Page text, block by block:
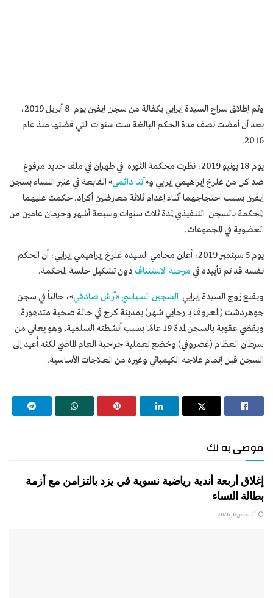
وتم إطلاق سراح السيدة إيرايي بكفالة من سجن إيفين يوم 8 أبريل 2019،
بعد أن أمضت نصف مدة الحكم البالغة ست سنوات التي قضتها منذ عام
2016.
يوم 18 يونيو 2019، نظرت محكمة الثورة في طهران في ملف جديد مرفوع
ضد كل من غلرخ إبراهيمي إيرايي و«آتنا دائمي» القابعة في عنبر النساء بسجن
إيفين بسبب احتجاجهما أثناء إعدام ثلاثة معارضين أكراد. حكمت عليهما
المحكمة بالسجن التنفيذي لمدة ثلاث سنوات وسبعة أشهر وحرمان عامين من
العضوية في المجموعات.
يوم 5 سبتمبر 2019، أعلن محامي السيدة غلرخ إبراهيمي إيرايي، أن الحكم
نفسه قد تم تأييده فيمرحلة الاستئنافدون تشكيل جلسة المحكمة.
ويقبع زوج السيدة إيرايي السجين السياسي «آرش صادقي»، حالياً في سجن
جوهردشت (المعروف بـ رجايي شهر) بمدينة كرج في حالة صحية متدهورة.
ويقضي عقوبة بالسجن لمدة 19 عامًا بسبب أنشطته السلمية. وهو يعاني من
سرطان العظام (غضروفي) وخضع لعملية جراحية العام الماضي لكنه أُعيد إلى
السجن قبل إتمام علاجه الكيميائي وغيره من العلاجات الأساسية.
موصى به لك
إغلاق أربعة أندية رياضية نسوية في يزد بالتزامن مع أزمة
بطالة النساء
أغسطس 6, 2026